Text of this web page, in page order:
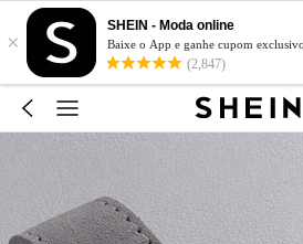
×
SHEIN - Moda online
Baixe o App e ganhe cupom
(2,847)